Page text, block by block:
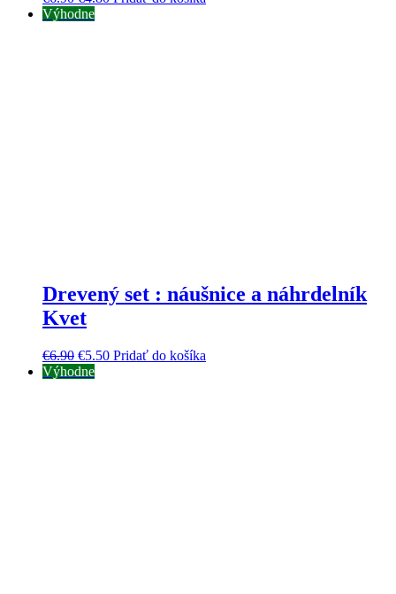
Výhodne
Drevený set : náušnice a náhrdelník
Kvet
€6.90 €5.50 Pridať do košíka
Výhodne